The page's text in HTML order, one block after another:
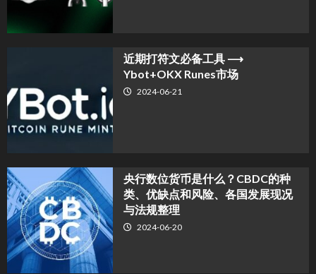
近期打符文必备工具 ⟶
Ybot+OKX Runes市场
2024-06-21
央行数位货币是什么？CBDC的种
类、优缺点和风险、各国发展现况
与法规整理
2024-06-20